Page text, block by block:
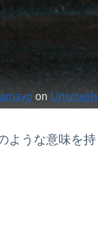
on Unsplash
ような意味を持